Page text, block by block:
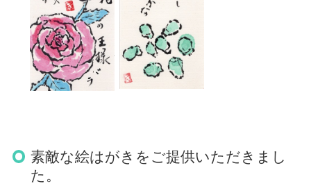
素敵な絵はがきをご提供いただきまし
た。